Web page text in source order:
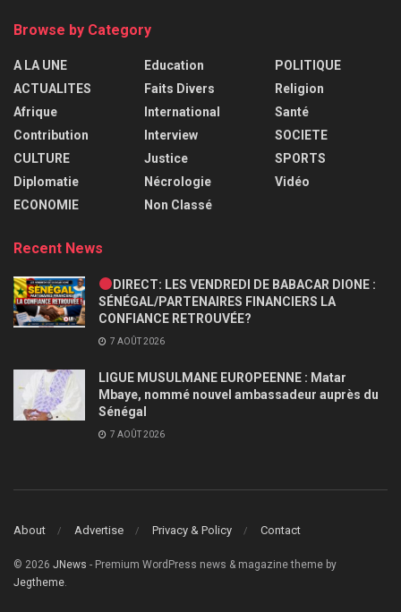
Browse by Category
A LA UNE
ACTUALITES
Afrique
Contribution
CULTURE
Diplomatie
ECONOMIE
Education
Faits Divers
International
Interview
Justice
Nécrologie
Non Classé
POLITIQUE
Religion
Santé
SOCIETE
SPORTS
Vidéo
Recent News
DIRECT: LES VENDREDI DE BABACAR DIONE :
SÉNÉGAL/PARTENAIRES FINANCIERS LA
CONFIANCE RETROUVÉE?
7 AOÛT 2026
LIGUE MUSULMANE EUROPEENNE : Matar
Mbaye, nommé nouvel ambassadeur auprès du
Sénégal
7 AOÛT 2026
About Advertise Privacy & Policy Contact
© 2026 JNews - Premium WordPress news & magazine theme by
Jegtheme.